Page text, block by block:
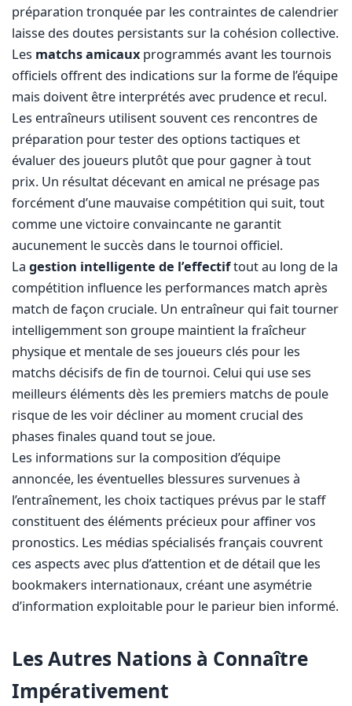
préparation tronquée par les contraintes de calendrier
laisse des doutes persistants sur la cohésion collective.
Les matchs amicaux programmés avant les tournois
officiels offrent des indications sur la forme de l’équipe
mais doivent être interprétés avec prudence et recul.
Les entraîneurs utilisent souvent ces rencontres de
préparation pour tester des options tactiques et
évaluer des joueurs plutôt que pour gagner à tout
prix. Un résultat décevant en amical ne présage pas
forcément d’une mauvaise compétition qui suit, tout
comme une victoire convaincante ne garantit
aucunement le succès dans le tournoi officiel.
La gestion intelligente de l’effectiftout au long de la
compétition influence les performances match après
match de façon cruciale. Un entraîneur qui fait tourner
intelligemment son groupe maintient la fraîcheur
physique et mentale de ses joueurs clés pour les
matchs décisifs de fin de tournoi. Celui qui use ses
meilleurs éléments dès les premiers matchs de poule
risque de les voir décliner au moment crucial des
phases finales quand tout se joue.
Les informations sur la composition d’équipe
annoncée, les éventuelles blessures survenues à
l’entraînement, les choix tactiques prévus par le staff
constituent des éléments précieux pour affiner vos
pronostics. Les médias spécialisés français couvrent
ces aspects avec plus d’attention et de détail que les
bookmakers internationaux, créant une asymétrie
d’information exploitable pour le parieur bien informé.
Les Autres Nations à Connaître
Impérativement